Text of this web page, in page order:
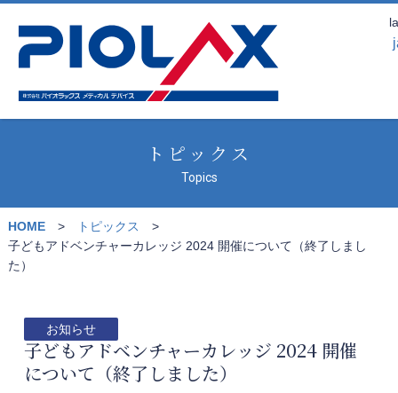
トピックス
Topics
HOME
トピックス
子どもアドベンチャーカレッジ 2024 開催について（終了しまし
た）
お知らせ
子どもアドベンチャーカレッジ 2024 開催
について（終了しました）